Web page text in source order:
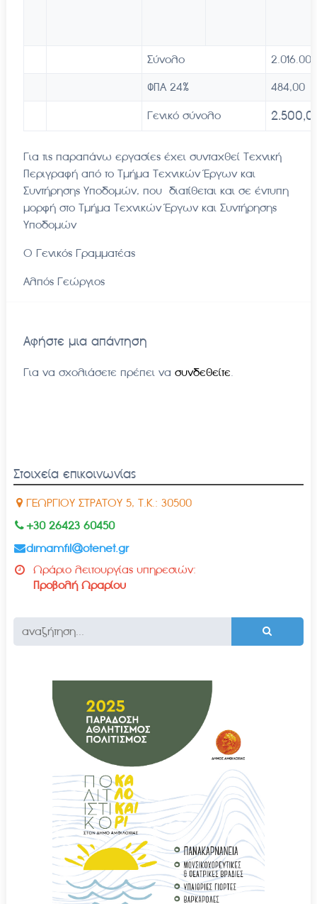
Σύνολο 2.016.00
ΦΠΑ 24% 484,00
Γενικό σύνολο 2.500
Για τις παραπάνω εργασίες έχει συνταχθεί Τεχνική
Περιγραφή από το Τμήμα Τεχνικών Έργων και
Συντήρησης Υποδομών, που διατίθεται και σε έντυπη
μορφή στο Τμήμα Τεχνικών Έργων και Συντήρησης
Υποδομών
Ο Γενικός Γραμματέας
Αλπός Γεώργιος
Αφήστε μια απάντηση
Για να σχολιάσετε πρέπει να συνδεθείτε.
Στοιχεία επικοινωνίας
ΓΕΩΡΓΙΟΥ ΣΤΡΑΤΟΥ 5, Τ.Κ.: 30500
+30 26423 60450
dimamfil@otenet.gr
Ωράριο λειτουργίας υπηρεσιών:
Προβολή Ωραρίου